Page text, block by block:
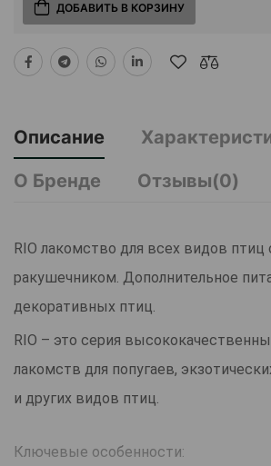
ДОБАВИТЬ В КОРЗИНУ
Описание
О Бренде
Отзывы(0)
RIO лакомство для всех видов птиц
ракушечником. Дополнительное
декоративных птиц.
RIO – это серия
лакомств для попугаев,
и других видов птиц.
Ключевые особенности: